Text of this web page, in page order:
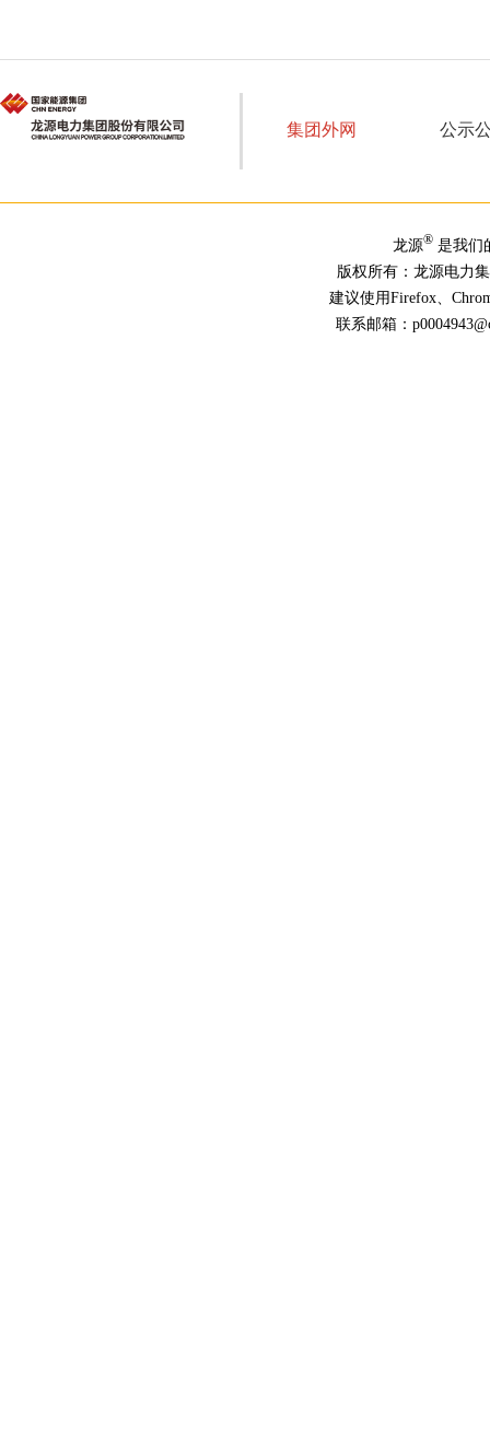
集团外网 公示
龙源®是我们
版权所有：龙源电力
建议使用Firefox、
联系邮箱：